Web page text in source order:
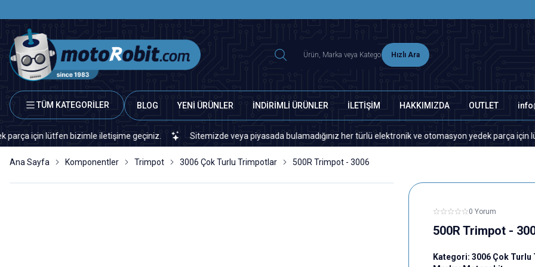
Hızlı Ara
TÜM KATEGORİLER BLOG YENİ ÜRÜNLER İNDİRİMLİ ÜRÜNLER İLETİŞİM HAKKIMIZDA OUTLET
için lütfen bizimle iletişime geçiniz. Sitemizde veya piyasada bulamadığınız her türlü elektronik ve otomasyon yedek parça için lütfen
Ana Sayfa Komponentler Trimpot 3006 Çok Turlu Trimpotlar 500R Trimpot - 3006
0 Yorum
500R Trimpot -
Kategori: 3006 Çok